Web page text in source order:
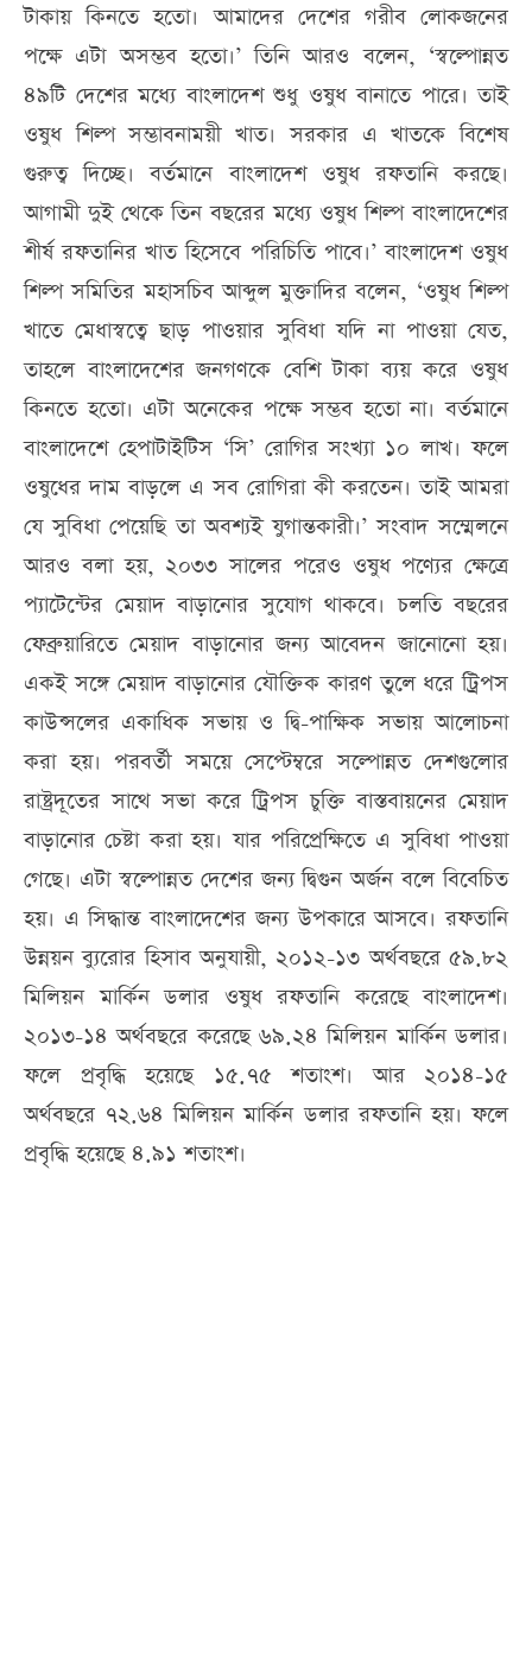
টাকায় কিনতে হতো। আমাদের দেশের গরীব লোকজনের
পক্ষে এটা অসম্ভব হতো।’ তিনি আরও বলেন, ‘স্বল্পোন্নত
৪৯টি দেশের মধ্যে বাংলাদেশ শুধু ওষুধ বানাতে পারে। তাই
ওষুধ শিল্প সম্ভাবনাময়ী খাত। সরকার এ খাতকে বিশেষ
গুরুত্ব দিচ্ছে। বর্তমানে বাংলাদেশ ওষুধ রফতানি করছে।
আগামী দুই থেকে তিন বছরের মধ্যে ওষুধ শিল্প বাংলাদেশের
শীর্ষ রফতানির খাত হিসেবে পরিচিতি পাবে।’ বাংলাদেশ ওষুধ
শিল্প সমিতির মহাসচিব আব্দুল মুক্তাদির বলেন, ‘ওষুধ শিল্প
খাতে মেধাস্বত্বে ছাড় পাওয়ার সুবিধা যদি না পাওয়া যেত,
তাহলে বাংলাদেশের জনগণকে বেশি টাকা ব্যয় করে ওষুধ
কিনতে হতো। এটা অনেকের পক্ষে সম্ভব হতো না। বর্তমানে
বাংলাদেশে হেপাটাইটিস ‘সি’ রোগির সংখ্যা ১০ লাখ। ফলে
ওষুধের দাম বাড়লে এ সব রোগিরা কী করতেন। তাই আমরা
যে সুবিধা পেয়েছি তা অবশ্যই যুগান্তকারী।’ সংবাদ সম্মেলনে
আরও বলা হয়, ২০৩৩ সা‌লের প‌রেও ওষুধ প‌ণ্যের ক্ষে‌ত্রে
প্যা‌টে‌ন্টের মেয়াদ বাড়া‌নোর সু‌যোগ থাক‌বে। চল‌তি বছ‌রের
ফেব্রুয়া‌রি‌তে মেয়াদ বাড়া‌নোর জন্য আবেদন জানো‌নো হয়।
একই স‌ঙ্গে মেয়াদ বাড়া‌নোর যৌ‌ক্তিক কারণ তু‌লে ধ‌রে ট্রিপস
কাউন্স‌লের একা‌ধিক সভায় ও দ্বি-পা‌ক্ষিক সভায় আলোচনা
করা হয়। পরবর্তী‌ সম‌য়ে সে‌প্টেম্ব‌রে স‌ল্পোন্নত দে‌শগুলোর
রাষ্ট্রদূ‌তের সা‌থে সভা ক‌রে ট্রিপস চু‌ক্তি বাস্তবায়‌নের মেয়াদ
বাড়া‌নোর চেষ্টা করা হয়। যার প‌রি‌প্রে‌ক্ষি‌তে এ সু‌বিধা পাওয়া
গে‌ছে। এটা স্ব‌ল্পোন্নত দেশের জন্য দ্বিগুন অর্জন ব‌লে বি‌বে‌চিত
হয়। এ‌ সিদ্ধান্ত বাংলা‌দে‌শের জন্য উপকা‌রে আস‌বে। রফতানি
উন্নয়ন ব্যু‌রোর হিসাব অনুযায়ী, ২০১২-১৩ অর্থবছ‌রে ৫৯.৮২
মিলিয়ন মা‌র্কিন ডলার ওষুধ রফতানি ক‌রে‌ছে বাংলা‌দেশ।
২০১৩-১৪ অর্থবছ‌রে ক‌রে‌ছে ৬৯.২৪ মিলিয়ন মা‌র্কিন ডলার।
ফ‌লে প্রবৃ‌দ্ধি হ‌য়ে‌ছে ১৫.৭৫ শতাংশ। আর ২০১৪-১৫
অর্থবছ‌রে ৭২.৬৪ মিলিয়ন মা‌র্কিন ডলার রফতানি হয়। ফ‌লে
প্রবৃ‌দ্ধি হ‌য়ে‌ছে ৪.৯১ শতাংশ।